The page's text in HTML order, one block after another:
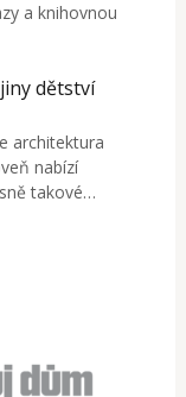
a knihovnou
dětství
architektura
nabízí
takové…